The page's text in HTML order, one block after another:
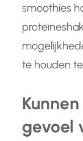
smoothies
te houden
gevoel